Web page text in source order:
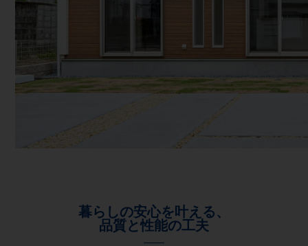
暮らしの安心を叶える、
品質と性能の工夫